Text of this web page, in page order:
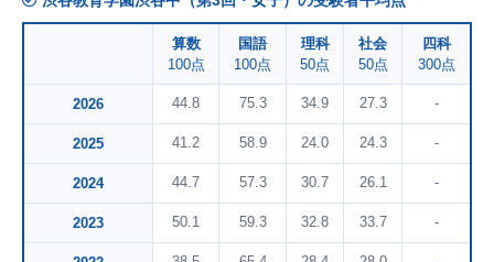
算数
100点
国語
100点
理科
50点
社会
50点
四科
300点
2026 44.8 75.3 34.9 27.3 -
2025 41.2 58.9 24.0 24.3 -
2024 44.7 57.3 30.7 26.1 -
2023 50.1 59.3 32.8 33.7 -